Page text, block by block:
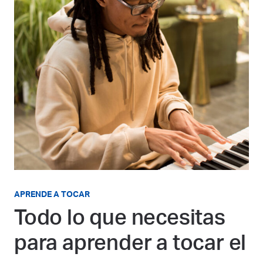
APRENDE A TOCAR
Todo lo que necesitas
para aprender a tocar el